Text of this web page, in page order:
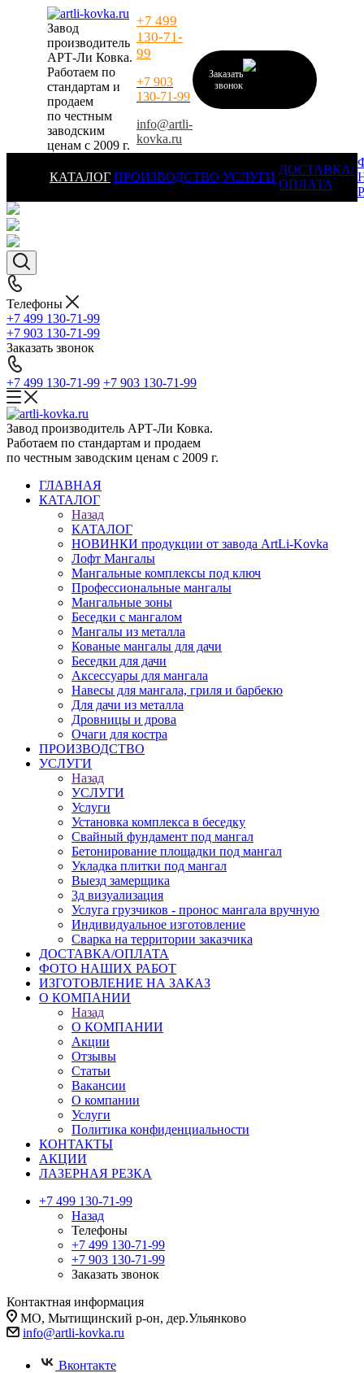
Завод
производитель
АРТ-Ли Ковка.
Работаем по
стандартам и
продаем
по честным
заводским
ценам с 2009 г.
+7 499
130-71-
99
+7 903
130-71-99
info@artli-
kovka.ru
Заказать
звонок
КАТАЛОГ ПРОИЗВОДСТВО УСЛУГИ
ДОСТАВКА/
ОПЛАТА
Телефоны
+7 499 130-71-99
+7 903 130-71-99
Заказать звонок
+7 499 130-71-99 +7 903 130-71-99
Завод производитель АРТ-Ли Ковка.
Работаем по стандартам и продаем
по честным заводским ценам с 2009 г.
ГЛАВНАЯ
КАТАЛОГ
Назад
КАТАЛОГ
НОВИНКИ продукции от завода ArtLi-Kovka
Лофт Мангалы
Мангальные комплексы под ключ
Профессиональные мангалы
Мангальные зоны
Беседки с мангалом
Мангалы из металла
Кованые мангалы для дачи
Беседки для дачи
Аксессуары для мангала
Навесы для мангала, гриля и барбекю
Для дачи из металла
Дровницы и дрова
Очаги для костра
ПРОИЗВОДСТВО
УСЛУГИ
Назад
УСЛУГИ
Услуги
Установка комплекса в беседку
Свайный фундамент под мангал
Бетонирование площадки под мангал
Укладка плитки под мангал
Выезд замерщика
3д визуализация
Услуга грузчиков - пронос мангала вручную
Индивидуальное изготовление
Сварка на территории заказчика
ДОСТАВКА/ОПЛАТА
ФОТО НАШИХ РАБОТ
ИЗГОТОВЛЕНИЕ НА ЗАКАЗ
О КОМПАНИИ
Назад
О КОМПАНИИ
Акции
Отзывы
Статьи
Вакансии
О компании
Услуги
Политика конфиденциальности
КОНТАКТЫ
АКЦИИ
ЛАЗЕРНАЯ РЕЗКА
+7 499 130-71-99
Назад
Телефоны
+7 499 130-71-99
+7 903 130-71-99
Заказать звонок
Контактная информация
МО, Мытищинский р-он, дер.Ульянково
info@artli-kovka.ru
Вконтакте